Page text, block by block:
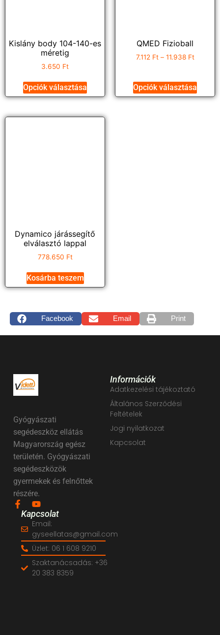
Kislány body 104-140-es
méretig
3.650 Ft
Opciók választása
QMED Fizioball
7.112 Ft – 11.938 Ft
Opciók választása
Dynamico járássegítő
elválasztó lappal
778.650 Ft
Kosárba teszem
Facebook Email Print
Gyógyászati
segédeszköz ellátás
Magyarország egész
területén. Gyógyászati
segédeszközök
gyermekek és felnőttek
részére.
Információk
Adatkezelési tájékoztató
Általános Szerződési
Feltételek
Jogi nyilatkozat
Kapcsolat
Kapcsolat
Email:
gyseellatas@gmail.com
Üzlet: 06 1 608 9210
Szaktanácsadás: +36
20 383 8359